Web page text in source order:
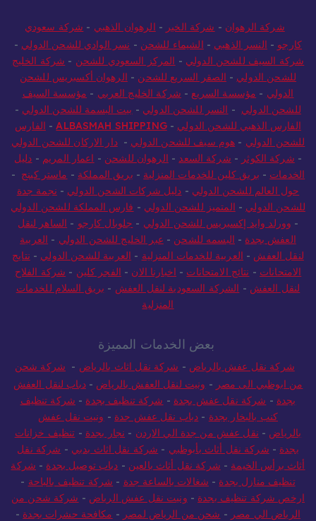
شركة الرهوان - شركة الخير - الرهوان الذهبي - شركة سعودي
كارجو - النسر الذهبي - الشيماء للشحن - نسر الوادي للشحن الدولي -
شركة السيف للشحن الدولي - المركز السعودي للشحن - شركة الخليج
للشحن الدولي - الصقر السريع للشحن - الرهوان أكسبريس للشحن
الدولي - مؤسسة السريع - شركة الخليج العربي - مؤسسة السيف
للشحن الدولي - النسر للشحن الدولي - بيت البسمة للشحن الدولي -
الفارس الذهبي للشحن الدولي -
ALBASMAH SHIPPING
- الفارس
للشحن الدولي - هوم سيف للشحن الدولي -دار الاركان للشحن الدولي
- شركة الكوثر - شركة السعد - الرهوان للشحن - اعمار المريم - دليل
الخدمات - بريق كلين للخدمات المنزلية - بريق المملكة - ماستر كينج -
حول العالم للشحن الدولي - دليل شركات الشحن الدولي - نجمة جدة
للشحن الدولي - المتميز للشحن الدولي - فارس المملكة للشحن الدولي
- وورلد وايد إكسبريس للشحن الدولي - جلوبال كارجو - الساهر لنقل
العفش بجدة - البسمه للشحن - عبر الخليج للشحن الدولي - العربية
لنقل العفش - العربية للخدمات المنزلية - العربية للشحن الدولي - نتايج
الامتحانات - نتائج الامتحانات - اخبارنا الان - الفجر كلين - شركة الفلاح
لنقل العفش - الشركة السعودية لنقل العفش - بريق السلام للخدمات
المنزلية
بعض الخدمات المميزة
شركة نقل عفش بالرياض - شركة نقل اثاث بالرياض - شركة شحن
من ابوظبي الى مصر - ونيت لنقل العفش بالرياض -دباب لنقل العفش
بجدة - شركة نقل عفش بجدة - شركة تنظيف بجدة - شركة تنظيف
كنب بالبخار بجدة - دباب نقل عفش جدة - ونيت نقل عفش
بالرياض - نقل عفش من جدة الي الاردن - نجار بجدة - تنظيف خزانات
بجدة - شركة نقل أثاث بأبوظبي - شركة نقل اثاث بدبي - شركة نقل
أثاث برأس الخيمة - شركة نقل أثاث بالعين - دباب توصيل بجدة - شركة
تنظيف منازل بجدة - شغالات بالساعة جدة - شركة تنظيف بالباحة -
ارخص شركة تنظيف بجدة - ونيت نقل عفش الرياض - شركة شحن من
الرياض الي مصر - شحن من الرياض لمصر - مكافحة حشرات بجدة -